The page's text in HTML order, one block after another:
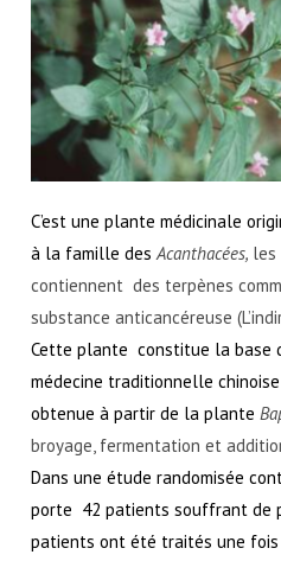
C’est une plante médicinale
à la famille desAcanthacées,
contiennent des terpènes
substance anticancéreuse
Cette plante  constitue la base
médecine traditionnelle chinoise
obtenue à partir de la plante
broyage, fermentation et
Dans une étude randomisée
porte  42 patients souffrant de
patients ont été traités une fois